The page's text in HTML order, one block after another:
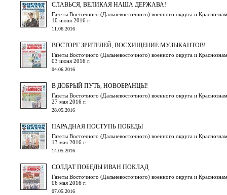
СЛАВЬСЯ, ВЕЛИКАЯ НАША ДЕРЖАВА!
Газеты Восточного (Дальневосточного) военного округа и
10 июня 2016 г.
11.06.2016
ВОСТОРГ ЗРИТЕЛЕЙ, ВОСХИЩЕНИЕ МУЗЫКАНТОВ!
Газеты Восточного (Дальневосточного) военного округа и
03 июня 2016 г.
04.06.2016
В ДОБРЫЙ ПУТЬ, НОВОБРАНЦЫ!
Газеты Восточного (Дальневосточного) военного округа и
27 мая 2016 г.
28.05.2016
ПАРАДНАЯ ПОСТУПЬ ПОБЕДЫ
Газеты Восточного (Дальневосточного) военного округа и
13 мая 2016 г.
14.05.2016
СОЛДАТ ПОБЕДЫ ИВАН ПОКЛАД
Газеты Восточного (Дальневосточного) военного округа и
06 мая 2016 г.
07.05.2016